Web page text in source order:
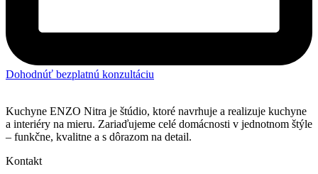
Dohodnúť bezplatnú konzultáciu
Kuchyne ENZO Nitra je štúdio, ktoré navrhuje a realizuje kuchyne
a interiéry na mieru. Zariaďujeme celé domácnosti v jednotnom štýle
– funkčne, kvalitne a s dôrazom na detail.
Kontakt